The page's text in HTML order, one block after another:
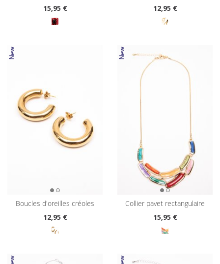
15,95 €
12,95 €
boucles d'oreilles créoles
12,95 €
collier pavet rectangulaire
15,95 €